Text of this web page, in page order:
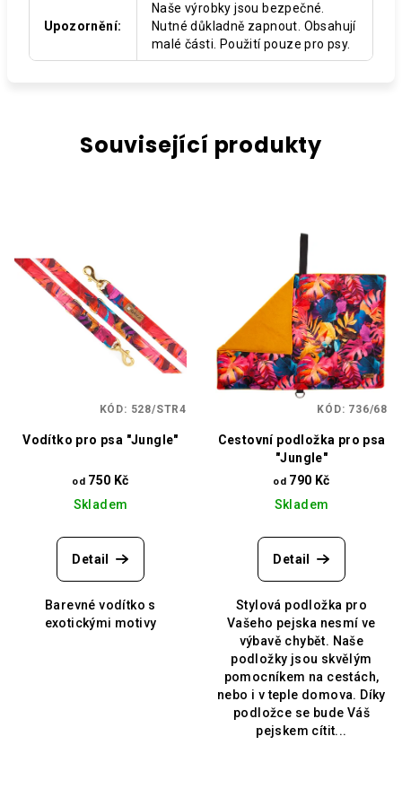
Upozornění:
Naše výrobky jsou bezpečné.
Nutné důkladně zapnout. Obsahují
malé části. Použití pouze pro psy.
Související produkty
Vodítko pro psa "Jungle"
od 750 Kč
Skladem
Detail
Barevné vodítko s
exotickými motivy
KÓD: 528/STR4
Cestovní podložka pro psa
"Jungle"
od 790 Kč
Skladem
Detail
Stylová podložka pro
Vašeho pejska nesmí ve
výbavě chybět. Naše
podložky jsou skvělým
pomocníkem na cestách,
nebo i v teple domova. Díky
podložce se bude Váš
pejskem cítit...
KÓD: 736/68